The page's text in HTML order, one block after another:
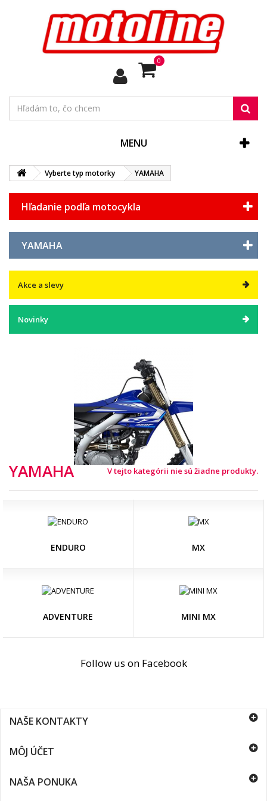
0
MENU
Vyberte typ motorky YAMAHA
Hľadanie podľa motocykla
YAMAHA
Akce a slevy
Novinky
YAMAHA V tejto kategórii nie sú žiadne produkty.
ENDURO MX
ADVENTURE MINI MX
Follow us on Facebook
NAŠE KONTAKTY
MÔJ ÚČET
NAŠA PONUKA